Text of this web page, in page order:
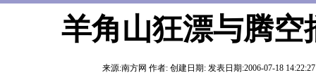
羊角山狂漂与腾空
来源:南方网 作者: 创建日期: 发表日期:2006-07-18